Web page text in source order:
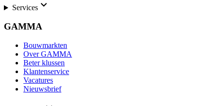
Services
GAMMA
Bouwmarkten
Over GAMMA
Beter klussen
Klantenservice
Vacatures
Nieuwsbrief